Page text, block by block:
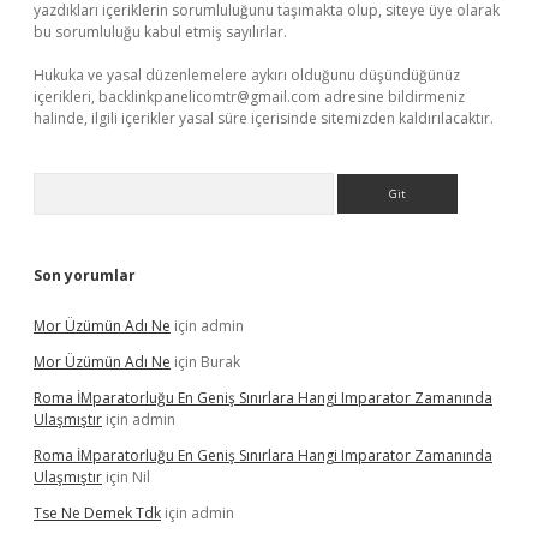
yazdıkları içeriklerin sorumluluğunu taşımakta olup, siteye üye olarak
bu sorumluluğu kabul etmiş sayılırlar.
Hukuka ve yasal düzenlemelere aykırı olduğunu düşündüğünüz
içerikleri, backlinkpanelicomtr@gmail.com adresine bildirmeniz
halinde, ilgili içerikler yasal süre içerisinde sitemizden kaldırılacaktır.
Son yorumlar
Mor Üzümün Adı Ne için admin
Mor Üzümün Adı Ne için Burak
Roma İMparatorluğu En Geniş Sınırlara Hangi Imparator Zamanında
Ulaşmıştır için admin
Roma İMparatorluğu En Geniş Sınırlara Hangi Imparator Zamanında
Ulaşmıştır için Nil
Tse Ne Demek Tdk için admin